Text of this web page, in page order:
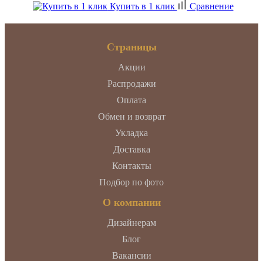
Купить в 1 клик
Сравнение
Страницы
Акции
Распродажи
Оплата
Обмен и возврат
Укладка
Доставка
Контакты
Подбор по фото
О компании
Дизайнерам
Блог
Вакансии